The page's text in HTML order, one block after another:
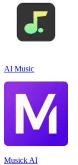
AI Music
Musick AI